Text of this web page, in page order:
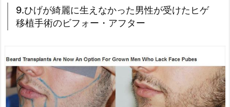
9.ひげが綺麗に生えなかった男性が受けたヒゲ
移植手術のビフォー・アフター